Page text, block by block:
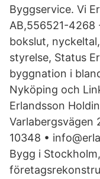
Byggservice. Vi
AB,556521-4268
bokslut,
styrelse, Status
byggnation i
Nyköping och
Erlandsson
Varlabergsvägen
10348 •
Bygg i